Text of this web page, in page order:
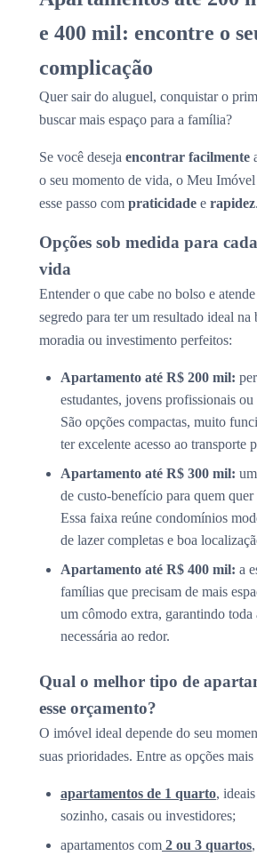
e 400 mil: encontre o
complicação
Quer sair do aluguel, conquistar o
buscar mais espaço para a família?
Se você deseja encontrar facilmente
o seu momento de vida, o Meu
esse passo com praticidade e rapidez.
Opções sob medida para
vida
Entender o que cabe no bolso e
segredo para ter um resultado ideal na
moradia ou investimento perfeitos:
Apartamento até R$ 200 mil:
estudantes, jovens profissionais
São opções compactas, muito
ter excelente acesso ao transporte
Apartamento até R$ 300 mil:
de custo-benefício para quem
Essa faixa reúne condomínios
de lazer completas e boa
Apartamento até R$ 400 mil: a
famílias que precisam de mais
um cômodo extra, garantindo toda
necessária ao redor.
Qual o melhor tipo de
esse orçamento?
O imóvel ideal depende do seu
suas prioridades. Entre as opções mais
apartamentos de 1 quarto,
sozinho, casais ou investidores;
apartamentos com 2 ou 3 quartos